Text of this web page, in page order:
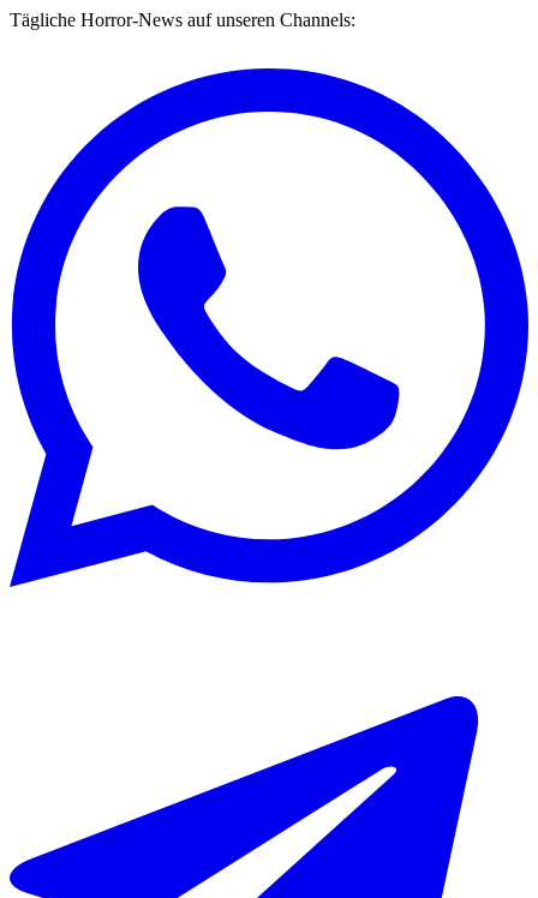
Tägliche Horror-News auf unseren Channels: